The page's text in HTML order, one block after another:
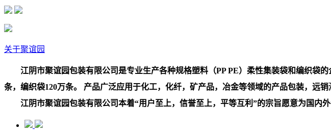
关于聚谊园
江阴市聚谊园包装有限公司是专业生产各种规格塑料（PP PE）柔性集装袋和编织袋的
条，编织袋120万条。 产品广泛应用于化工，化纤，矿产品，冶金等领域的产品包装，远
江阴市聚谊园包装有限公司本着“用户至上，信誉至上，平等互利”的宗旨愿意为国内